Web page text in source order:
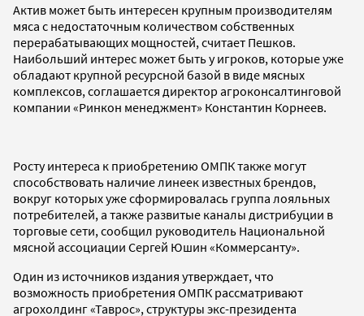
Актив может быть интересен крупным производителям
мяса с недостаточным количеством собственных
перерабатывающих мощностей, считает Пешков.
Наибольший интерес может быть у игроков, которые уже
обладают крупной ресурсной базой в виде мясных
комплексов, соглашается директор агроконсалтинговой
компании «Ринкон менеджмент» Константин Корнеев.
Росту интереса к приобретению ОМПК также могут
способствовать наличие линеек известных брендов,
вокруг которых уже сформировалась группа лояльных
потребителей, а также развитые каналы дистрибуции в
торговые сети, сообщил руководитель Национальной
мясной ассоциации Сергей Юшин «Коммерсанту».
Один из источников издания утверждает, что
возможность приобретения ОМПК рассматривают
агрохолдинг «Таврос», структуры экс-президента